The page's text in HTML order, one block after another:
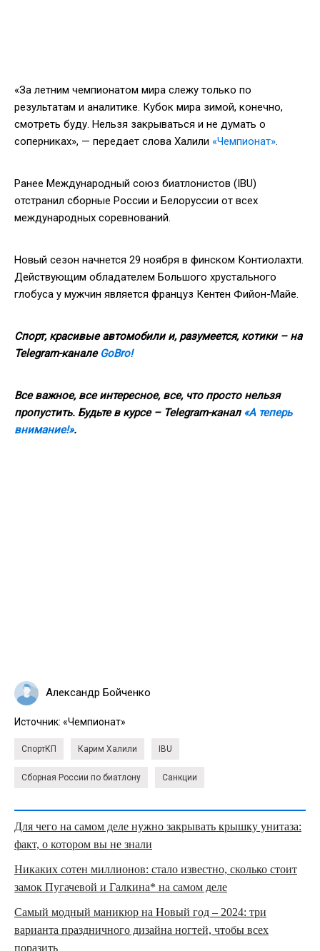
«За летним чемпионатом мира слежу только по
результатам и аналитике. Кубок мира зимой, конечно,
смотреть буду. Нельзя закрываться и не думать о
соперниках», — передает слова Халили «Чемпионат».
Ранее Международный союз биатлонистов (IBU)
отстранил сборные России и Белоруссии от всех
международных соревнований.
Новый сезон начнется 29 ноября в финском Контиолахти.
Действующим обладателем Большого хрустального
глобуса у мужчин является француз Кентен Фийон-Майе.
Спорт, красивые автомобили и, разумеется, котики – на
Telegram-канале GoBro!
Все важное, все интересное, все, что просто нельзя
пропустить. Будьте в курсе – Telegram-канал «А теперь
внимание!».
Александр Бойченко
Источник: «Чемпионат»
СпортКП Карим Халили IBU
Сборная России по биатлону Санкции
Для чего на самом деле нужно закрывать крышку унитаза:
факт, о котором вы не знали
Никаких сотен миллионов: стало известно, сколько стоит
замок Пугачевой и Галкина* на самом деле
Самый модный маникюр на Новый год – 2024: три
варианта праздничного дизайна ногтей, чтобы всех
поразить